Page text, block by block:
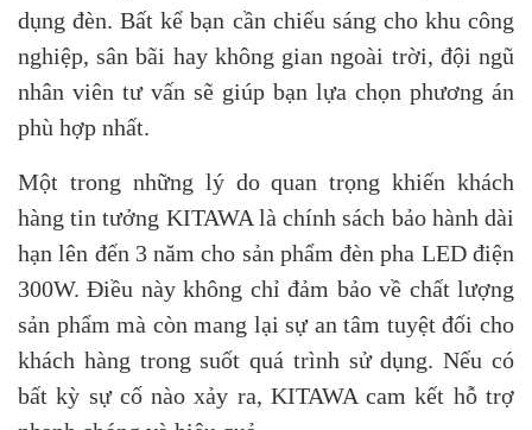
dụng đèn. Bất kể bạn cần chiếu sáng cho khu công
nghiệp, sân bãi hay không gian ngoài trời, đội ngũ
nhân viên tư vấn sẽ giúp bạn lựa chọn phương án
phù hợp nhất.
Một trong những lý do quan trọng khiến khách
hàng tin tưởng KITAWA là chính sách bảo hành dài
hạn lên đến 3 năm cho sản phẩm đèn pha LED điện
300W. Điều này không chỉ đảm bảo về chất lượng
sản phẩm mà còn mang lại sự an tâm tuyệt đối cho
khách hàng trong suốt quá trình sử dụng. Nếu có
bất kỳ sự cố nào xảy ra, KITAWA cam kết hỗ trợ